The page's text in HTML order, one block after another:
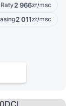
Raty2 966zł/msc
2 011zł/msc